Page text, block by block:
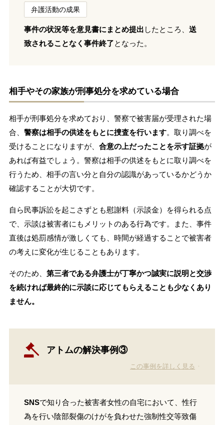
弁護活動の成果
事件の状況等を意見書にまとめ提出 したところ、 送
致されることなく事件終了となった。
相手やその家族が刑事処分を求めている場合
相手が刑事処分を求めており、警察で被害届が受理された場
合、 警察は相手の供述をもとに捜査を行います。取り調べを
受けることになりますが、 合意の上だったことを示す証拠が
あれば有益でしょう。警察は相手の供述をもとに取り調べを
行うため、相手の言い分と自分の認識があっているかどうか
確認することが大切です。
自ら民事訴訟を起こさずとも慰謝料（示談金）を得られる点
で、示談は被害者にもメリットのある行為です。また、事件
直後は処罰感情が激しくても、時間が経過することで被害者
の考えに変化が生じることもあります。
そのため、 第三者である弁護士が丁寧かつ誠実に説明と交渉
を続ければ最終的に示談に応じてもらえることも少なくあり
ません。
アトムの解決事例③
この事例を詳しく見る
SNSで知り合った被害者女性の自宅において、性行
為を行い陰部裂傷のけがを負わせた強制性交等致傷